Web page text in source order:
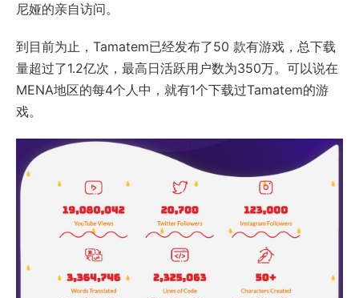
尼娅的亲自访问。
到目前为止，Tamatem已经发布了50 款有游戏，总下载
量超过了1.2亿次，最高日活跃用户数为350万。可以说在
MENA地区的每4个人中，就有1个下载过Tamatem的游
戏。